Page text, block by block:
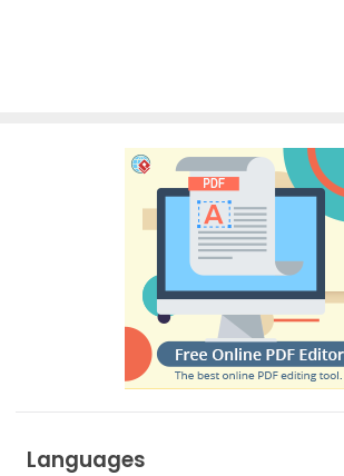
Languages